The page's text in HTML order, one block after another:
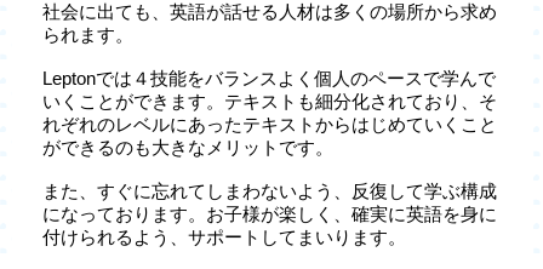
社会に出ても、英語が話せる人材は多くの場所から求め
られます。
Leptonでは４技能をバランスよく個人のペースで学んで
いくことができます。テキストも細分化されており、そ
れぞれのレベルにあったテキストからはじめていくこと
ができるのも大きなメリットです。
また、すぐに忘れてしまわないよう、反復して学ぶ構成
になっております。お子様が楽しく、確実に英語を身に
付けられるよう、サポートしてまいります。